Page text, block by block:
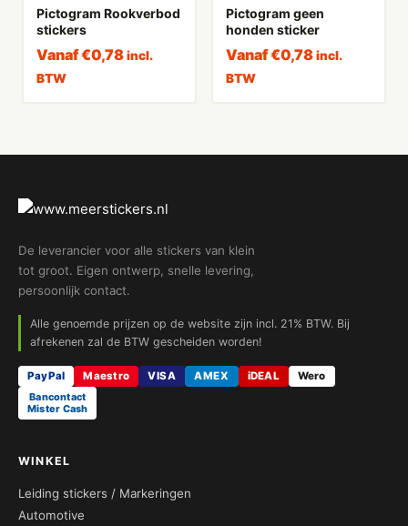
Pictogram Rookverbod
stickers
Vanaf€0,78 incl.
BTW
Pictogram geen
honden sticker
Vanaf€0,78 incl.
BTW
De leverancier voor alle stickers van klein
tot groot. Eigen ontwerp, snelle levering,
persoonlijk contact.
Alle genoemde prijzen op de website zijn incl. 21% BTW. Bij
afrekenen zal de BTW gescheiden worden!
PayPal Maestro VISA AMEX iDEAL
Wero
Bancontact
Mister Cash
WINKEL
Leiding stickers / Markeringen
Automotive